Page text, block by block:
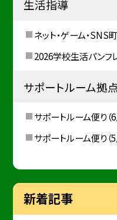
生活指導
ネット・ゲーム・SNS
2026学校生活パンフ
サポートルーム拠
サポートルーム便り（
サポートルーム便り（
新着記事